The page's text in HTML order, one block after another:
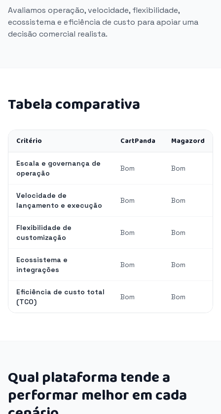
Avaliamos operação, velocidade, flexibilidade,
ecossistema e eficiência de custo para apoiar uma
decisão comercial realista.
Tabela comparativa
Critério CartPanda Magazord
Escala e governança de
operação
Bom Bom
Velocidade de
lançamento e execução
Bom Bom
Flexibilidade de
customização
Bom Bom
Ecossistema e
integrações
Bom Bom
Eficiência de custo total
(TCO)
Bom Bom
Qual plataforma tende a
performar melhor em cada